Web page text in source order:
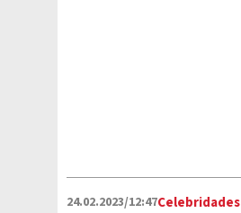
24.02.2023/12:47Celebridades